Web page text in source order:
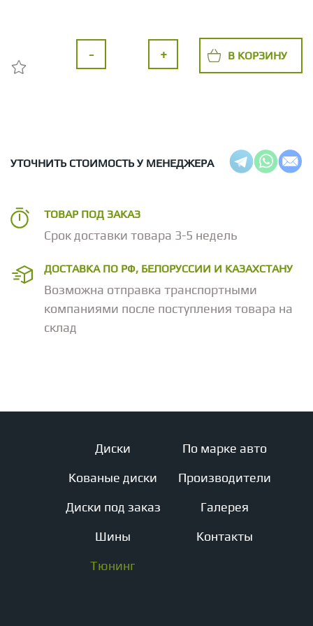
- + В КОРЗИНУ
УТОЧНИТЬ СТОИМОСТЬ У МЕНЕДЖЕРА
ТОВАР ПОД ЗАКАЗ
Срок доставки товара 3-5 недель
ДОСТАВКА ПО РФ, БЕЛОРУССИИ И КАЗАХСТАНУ
Возможна отправка транспортными
компаниями после поступления товара на
склад
Диски
Кованые диски
Диски под заказ
Шины
Тюнинг
По марке авто
Производители
Галерея
Контакты